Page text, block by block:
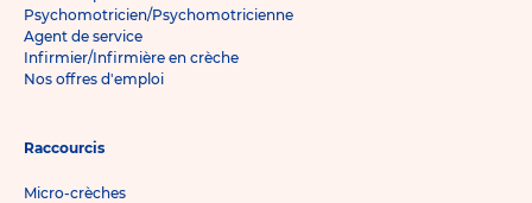
Psychomotricien/Psychomotricienne
Agent de service
Infirmier/Infirmière en crèche
Nos offres d'emploi
Raccourcis
Micro-crèches